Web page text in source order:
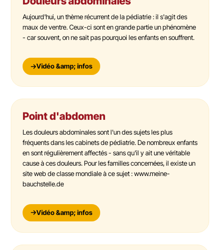
Aujourd'hui, un thème récurrent de la pédiatrie : il s'agit des
maux de ventre. Ceux-ci sont en grande partie un phénomène
- car souvent, on ne sait pas pourquoi les enfants en souffrent.
Vidéo &amp; infos
Point d'abdomen
Les douleurs abdominales sont l'un des sujets les plus
fréquents dans les cabinets de pédiatrie. De nombreux enfants
en sont régulièrement affectés - sans qu'il y ait une véritable
cause à ces douleurs. Pour les familles concernées, il existe un
site web de classe mondiale à ce sujet : www.meine-
bauchstelle.de
Vidéo &amp; infos